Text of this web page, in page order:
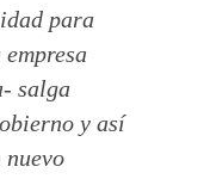
para
salga
y así